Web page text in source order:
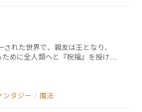
いた。 「お前は役立たず
の結果次第でクビにする」 リー
渡されたガラルドは任務中とんでも
込まれることとなるが……偶然にも
た不思議な女性』と任務地で再会
じぬ美しさと優しさを持つ女性だ
らの要素が霞んでしまう程に凄まじ
性を持つ女神だった。 そんな女
された世界で、親友は王となり、
ために全人類へと『祝福』を授け
成長していくが、突如として世界
ンタジー / 魔法